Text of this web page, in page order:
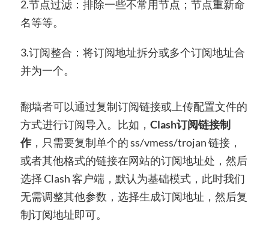
2.节点过滤：排除一些不常用节点；节点重新命
名等等。
3.订阅整合：将订阅地址拆分或多个订阅地址合
并为一个。
翻墙者可以通过复制订阅链接或上传配置文件的
方式进行订阅导入。比如， Clash订阅链接制
作，只需要复制单个的 ss/vmess/trojan 链接，
或者其他格式的链接在网站的订阅地址处，然后
选择 Clash 客户端，默认为基础模式，此时我们
无需调整其他参数，选择生成订阅地址，然后复
制订阅地址即可。